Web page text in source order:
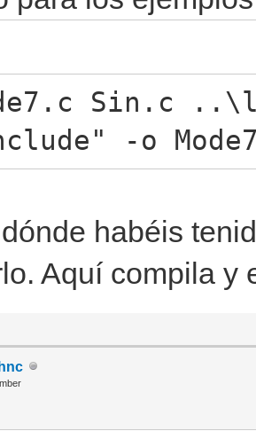
Sin.c
-o
habéis
Aquí compila y